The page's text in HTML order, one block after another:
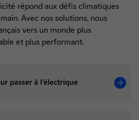
répond aux défis climatiques
Avec nos solutions, nous
vers un monde plus
et plus performant.
passer à l’électrique